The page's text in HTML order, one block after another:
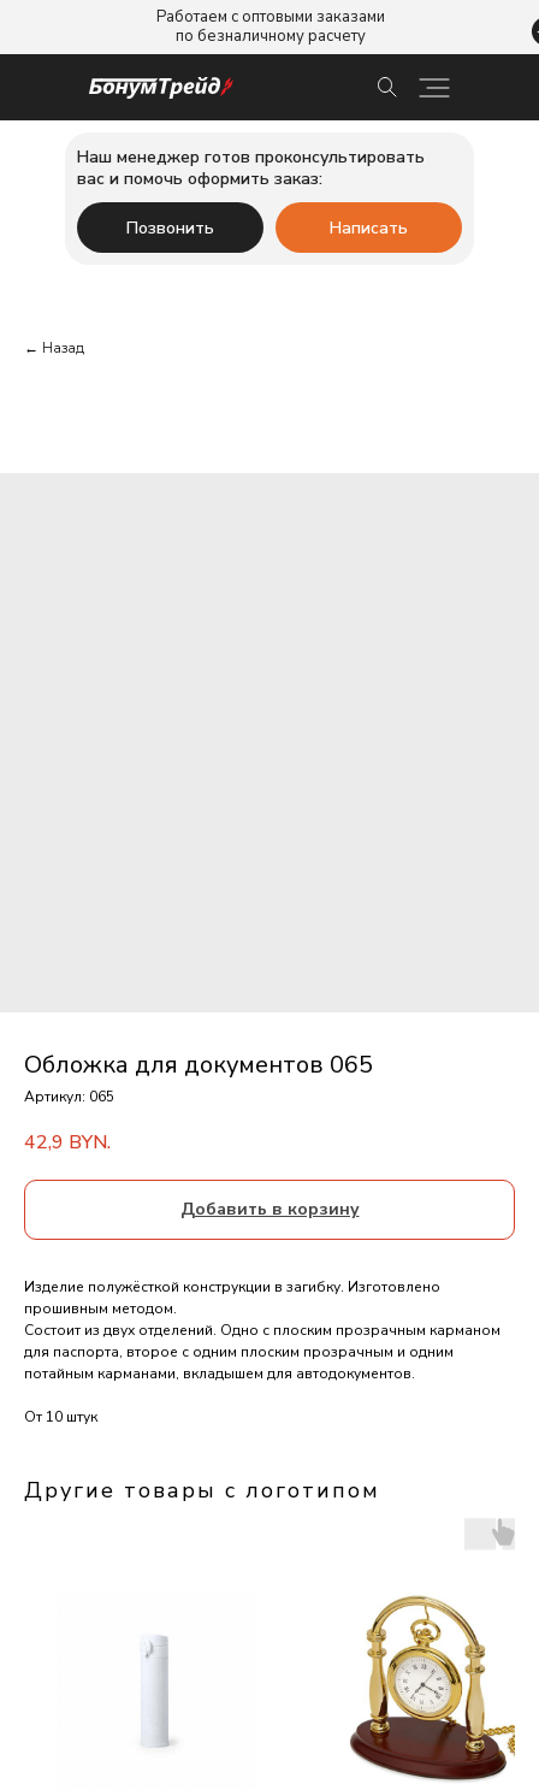
Работаем с оптовыми заказами
по безналичному расчету
Позвонить
Наш менеджер готов проконсультировать
вас и помочь оформить заказ:
Написать
← Назад
Обложка для документов 065
Артикул: 065
42,9 BYN.
Добавить в корзину
Изделие полужёсткой конструкции в загибку. Изготовлено
прошивным методом.
Состоит из двух отделений. Одно с плоским прозрачным карманом
для паспорта, второе с одним плоским прозрачным и одним
потайным карманами, вкладышем для автодокументов.
От 10 штук
Другие товары с логотипом